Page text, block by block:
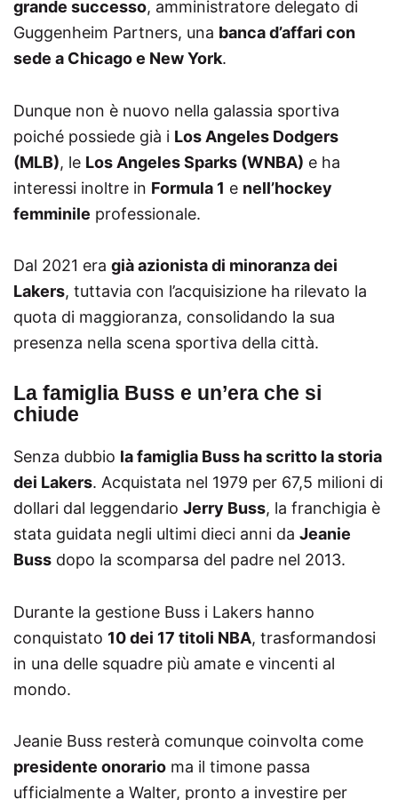
grande successo, amministratore delegato di
Guggenheim Partners, una banca d’affari con
sede a Chicago e New York.
Dunque non è nuovo nella galassia sportiva
poiché possiede già i Los Angeles Dodgers
(MLB), le Los Angeles Sparks (WNBA) e ha
interessi inoltre in Formula 1 e nell’hockey
femminile professionale.
Dal 2021 era già azionista di minoranza dei
Lakers, tuttavia con l’acquisizione ha rilevato la
quota di maggioranza, consolidando la sua
presenza nella scena sportiva della città.
La famiglia Buss e un’era che si
chiude
Senza dubbio la famiglia Buss ha scritto la storia
dei Lakers. Acquistata nel 1979 per 67,5 milioni di
dollari dal leggendario Jerry Buss, la franchigia è
stata guidata negli ultimi dieci anni da Jeanie
Buss dopo la scomparsa del padre nel 2013.
Durante la gestione Buss i Lakers hanno
conquistato 10 dei 17 titoli NBA, trasformandosi
in una delle squadre più amate e vincenti al
mondo.
Jeanie Buss resterà comunque coinvolta come
presidente onorario ma il timone passa
ufficialmente a Walter, pronto a investire per